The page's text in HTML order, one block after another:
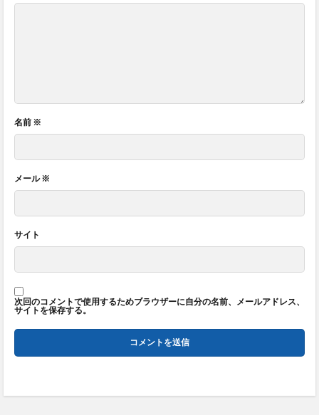
名前 ※
メール※
サイト
次回のコメントで使用するためブラウザーに自分の名前、メールアドレス、
サイトを保存する。